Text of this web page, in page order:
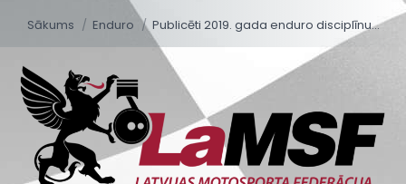
Sākums Enduro Publicēti 2019. gada enduro disciplīnu…